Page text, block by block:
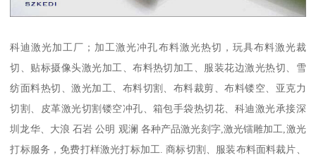
科迪激光加工厂；加工激光冲孔布料激光热切，玩具布料激光裁
切、贴标摄像头激光加工、布料热切加工、服装花边激光热切、雪
纺面料热切、激光加工、布料切割、布料裁剪、布料镂空、亚克力
切割、皮革激光切割镂空冲孔、箱包手袋热切花、科迪激光承接深
圳龙华、大浪 石岩 公明 观澜 各种产品激光刻字,激光镭雕加工,激光
打标服务，免费打样激光打标加工. 商标切割、服装布料面料裁片、